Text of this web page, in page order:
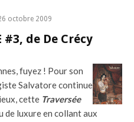
octobre 2009
#3, de De Crécy
fuyez ! Pour son
Salvatore continue
cette Traversée
de luxure en collant aux